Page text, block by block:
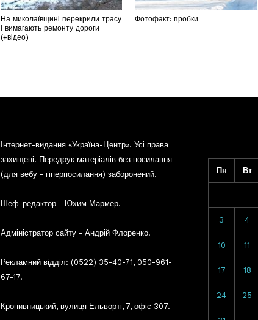
На миколаївщині перекрили трасу
і вимагають ремонту дороги
(+відео)
Фотофакт: пробки
Інтернет-видання «Україна-Центр». Усі права
захищені. Передрук матеріалів без посилання
(для вебу - гіперпосилання) заборонений.
Шеф-редактор - Юхим Мармер.
Адміністратор сайту - Андрій Флоренко.
Рекламний відділ: (0522) 35-40-71, 050-961-
67-17.
Кропивницький, вулиця Ельворті, 7, офіс 307.
Пн Вт
3 4
10 11
17 18
24 25